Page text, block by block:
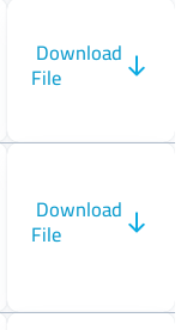
Download
File
Download
File